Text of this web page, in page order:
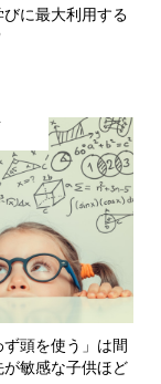
に最大利用する
ず頭を使う」は間
敏感な子供ほど